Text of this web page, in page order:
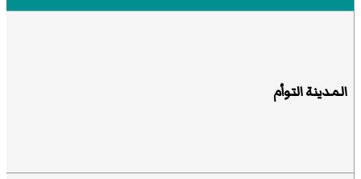
المدينة التوأم